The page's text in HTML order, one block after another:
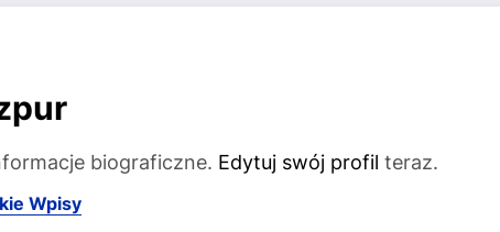
biograficzne. Edytuj swój profil teraz.
Wpisy